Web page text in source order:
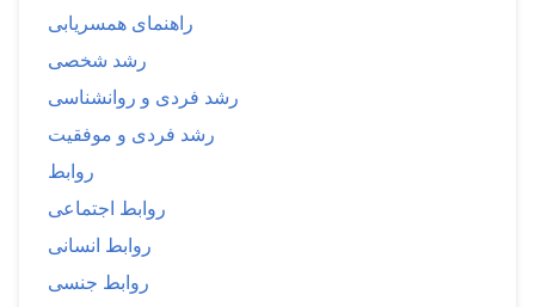
راهنمای همسریابی
رشد شخصی
رشد فردی و روانشناسی
رشد فردی و موفقیت
روابط
روابط اجتماعی
روابط انسانی
روابط جنسی